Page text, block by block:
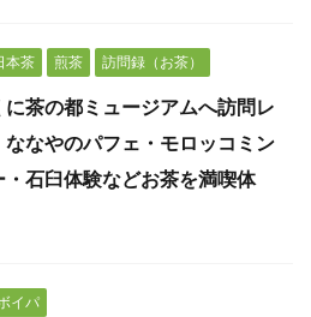
本茶 煎茶 訪問録（お茶）
に茶の都ミュージアムへ訪問レ
ななやのパフェ・モロッコミン
・石臼体験などお茶を満喫体
イパ